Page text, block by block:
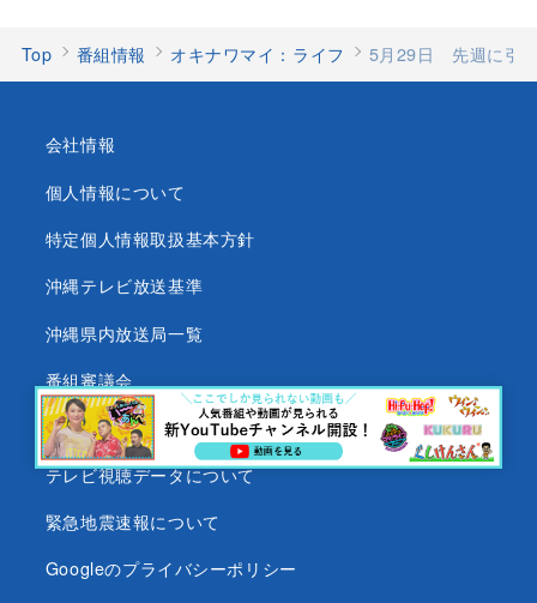
Top 番組情報 オキナワマイ：ライフ 5月29日 先週に引
会社情報
個人情報について
特定個人情報取扱基本方針
沖縄テレビ放送基準
沖縄県内放送局一覧
番組審議会
沖縄テレビ名義の後援依頼について
テレビ視聴データについて
緊急地震速報について
Googleのプライバシーポリシー